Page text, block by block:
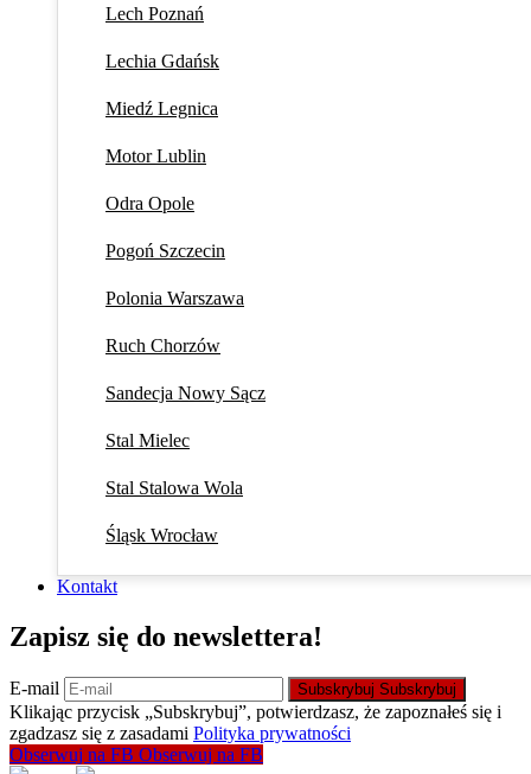
Lech Poznań
Lechia Gdańsk
Miedź Legnica
Motor Lublin
Odra Opole
Pogoń Szczecin
Polonia Warszawa
Ruch Chorzów
Sandecja Nowy Sącz
Stal Mielec
Stal Stalowa Wola
Śląsk Wrocław
Kontakt
Zapisz się do newslettera!
E-mail Subskrybuj Subskrybuj
Klikając przycisk „Subskrybuj”, potwierdzasz, że zapoznałeś się i
zgadzasz się z zasadami Polityka prywatności
Obserwuj na FB Obserwuj na FB